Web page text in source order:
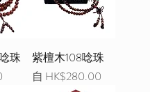
珠
紫檀木108唸珠
自 HK$280.00
促銷價格